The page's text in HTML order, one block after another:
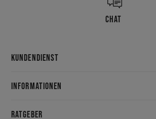
CHAT
KUNDENDIENST
INFORMATIONEN
RATGEBER